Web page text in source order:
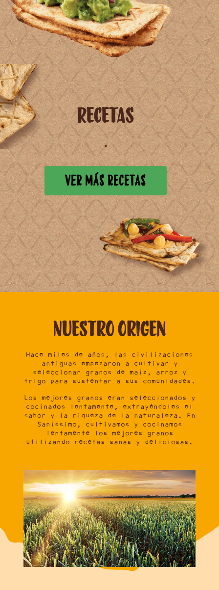
Recetas
.
VER MÁS RECETAS
Nuestroorigen
Hace miles de años, las civilizaciones
antiguas empezaron a cultivar y
seleccionar granos de maíz, arroz y
trigo para sustentar a sus comunidades.
Los mejores granos eran seleccionados y
cocinados lentamente, extrayéndoles el
sabor y la riqueza de la naturaleza . En
Saníssimo , cultivamos y cocinamos
lentamente los mejores granos
utilizando recetas sanas y deliciosas .